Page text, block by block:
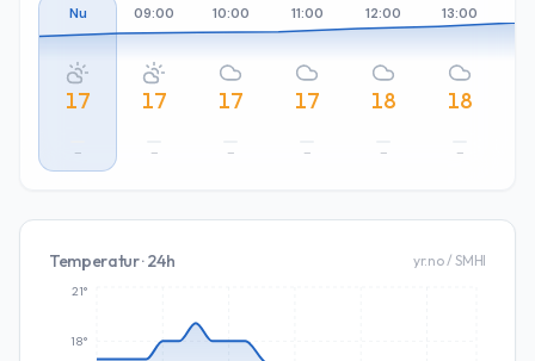
Nu
17
–
09:00
17
–
10:00
17
–
11:00
17
–
12:00
18
–
13:00
18
–
Temperatur · 24h yr.no / SMHI
18°
21°